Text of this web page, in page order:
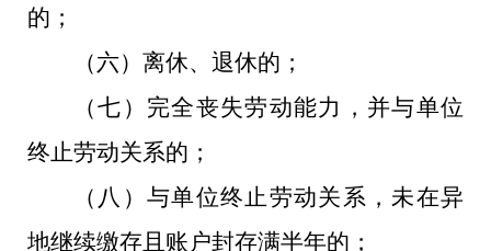
的；
（六）离休、退休的；
（七）完全丧失劳动能力，并与单位
终止劳动关系的；
（八）与单位终止劳动关系，未在异
地继续缴存且账户封存满半年的；